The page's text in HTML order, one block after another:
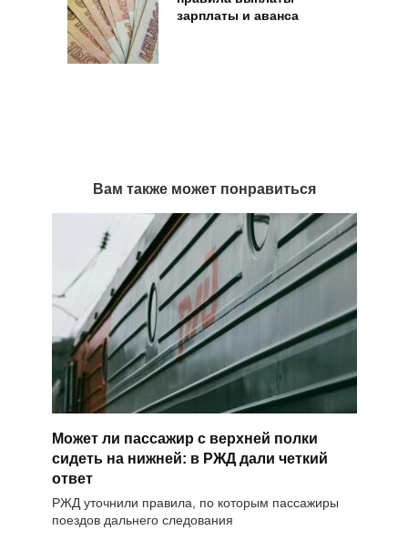
зарплаты и аванса
Вам также может понравиться
Может ли пассажир с верхней полки
сидеть на нижней: в РЖД дали четкий
ответ
РЖД уточнили правила, по которым пассажиры
поездов дальнего следования